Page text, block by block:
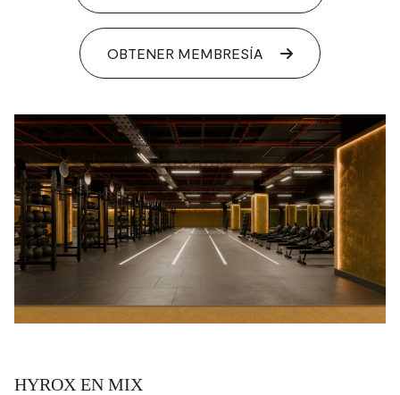
OBTENER MEMBRESÍA
HYROX EN MIX